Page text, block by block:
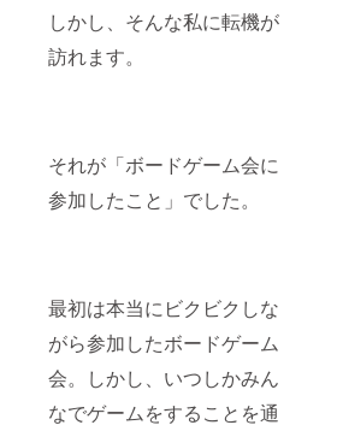
しかし、そんな私に転機が
訪れます。
それが「ボードゲーム会に
参加したこと」でした。
最初は本当にビクビクしな
がら参加したボードゲーム
会。しかし、いつしかみん
なでゲームをすることを通